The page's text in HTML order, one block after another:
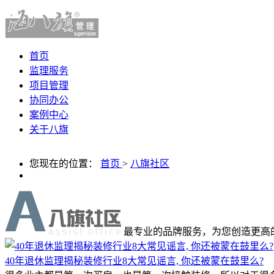
首页
监理服务
项目管理
协同办公
案例中心
关于八旗
您现在的位置： 首页 > 八旗社区
最专业的品牌服务，为您创造更高
40年退休监理揭秘装修行业8大常见谣言, 你还被蒙在鼓里么?